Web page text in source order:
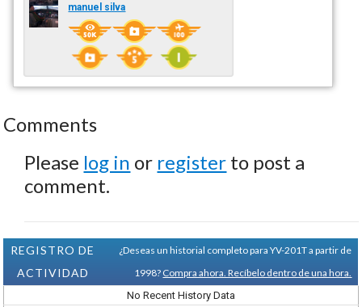
manuel silva
Comments
Please log in or register to post a
comment.
REGISTRO DE
ACTIVIDAD
¿Deseas un historial completo para YV-201T a partir de
1998? Compra ahora. Recíbelo dentro de una hora.
No Recent History Data